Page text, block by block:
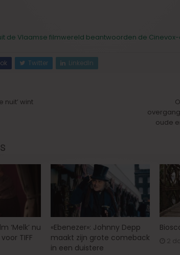
de Vlaamse filmwereld beantwoorden de
Twitter LinkedIn
nuit’ wint
oude
‘Melk’ nu
TIFF
«Ebenezer»: Johnny Depp
maakt zijn grote comeback
in een duistere
2